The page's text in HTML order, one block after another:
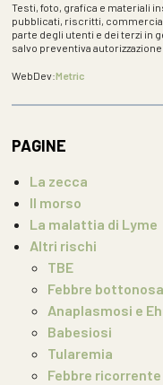
Testi, foto, grafica e materiali
pubblicati, riscritti,
parte degli utenti e dei terzi in
salvo preventiva
WebDev:Metric
PAGINE
La zecca
Il morso
La malattia di Lyme
Altri rischi
TBE
Febbre
Anaplasmosi e
Babesiosi
Tularemia
Febbre